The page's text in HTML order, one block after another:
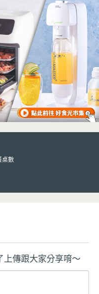
桌數
上傳跟大家分享唷～